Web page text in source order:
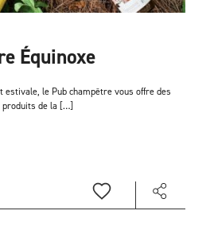
Équinoxe
estivale, le Pub champêtre vous offre des
produits de la […]